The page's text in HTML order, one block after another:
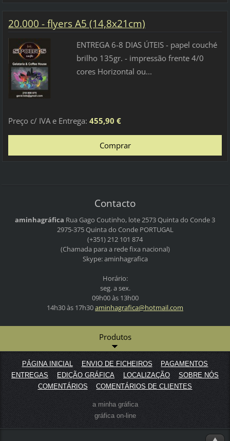
20.000 - flyers A5 (14,8x21cm)
ENTREGA 6-8 DIAS ÚTEIS - papel couché
brilho 135gr. - impressão frente 4/0
cores Horizontal ou...
Preço c/ IVA e Entrega: 455,90 €
Contacto
aminhagráfica Rua Gago Coutinho, lote 2573Quinta do Conde 3
2975-375 Quinta do CondePORTUGAL
(+351) 212 101 874
(Chamada para a rede fixa nacional)
Skype: aminhagrafica
Horário:
seg. a sex.
09h00 às 13h00
14h30 às 17h30aminhagrafica@hotmail.com
Produtos
PÁGINA INICIAL ENVIO DE FICHEIROS
PAGAMENTOS
ENTREGAS
EDIÇÃO GRÁFICA LOCALIZAÇÃO
SOBRE NÓS
COMENTÁRIOS
COMENTÁRIOS DE CLIENTES
a minha gráfica
gráfica on-line